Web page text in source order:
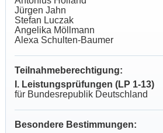
Jürgen Jahn
Stefan Luczak
Angelika Möllmann
Alexa Schulten-Baumer
Teilnahmeberechtigung:
I. Leistungsprüfungen (LP 1-13)
für Bundesrepublik Deutschland
Besondere Bestimmungen: